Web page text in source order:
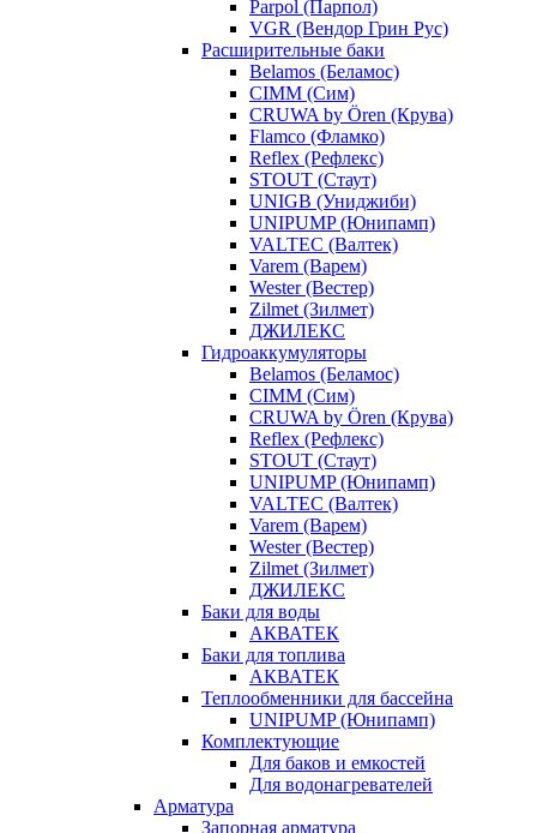
Parpol (Парпол)
VGR (Вендор Грин Рус)
Расширительные баки
Belamos (Беламос)
CIMM (Сим)
CRUWA by Ören (Крува)
Flamco (Фламко)
Reflex (Рефлекс)
STOUT (Стаут)
UNIGB (Униджиби)
UNIPUMP (Юнипамп)
VALTEC (Валтек)
Varem (Варем)
Wester (Вестер)
Zilmet (Зилмет)
ДЖИЛЕКС
Гидроаккумуляторы
Belamos (Беламос)
CIMM (Сим)
CRUWA by Ören (Крува)
Reflex (Рефлекс)
STOUT (Стаут)
UNIPUMP (Юнипамп)
VALTEC (Валтек)
Varem (Варем)
Wester (Вестер)
Zilmet (Зилмет)
ДЖИЛЕКС
Баки для воды
АКВАТЕК
Баки для топлива
АКВАТЕК
Теплообменники для бассейна
UNIPUMP (Юнипамп)
Комплектующие
Для баков и емкостей
Для водонагревателей
Арматура
Запорная арматура